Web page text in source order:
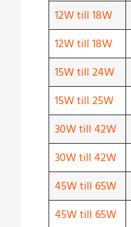
12W till 18W
12W till 18W
15W till 24W
15W till 25W
30W till 42W
30W till 42W
45W till 65W
45W till 65W